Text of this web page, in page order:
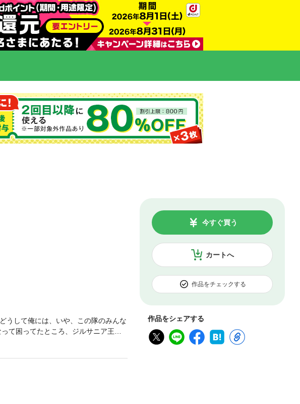
カートへ
今すぐ買う
作品をチェックする
作品をシェアする
うして俺には、いや、この隊のみんな
て困ってたところ、ジルサニア王国
撃を受けたまま、「赤目隊」に入る
子書籍のみで配信された短編集「本
ラスト集を収録！※本作品は『本日の